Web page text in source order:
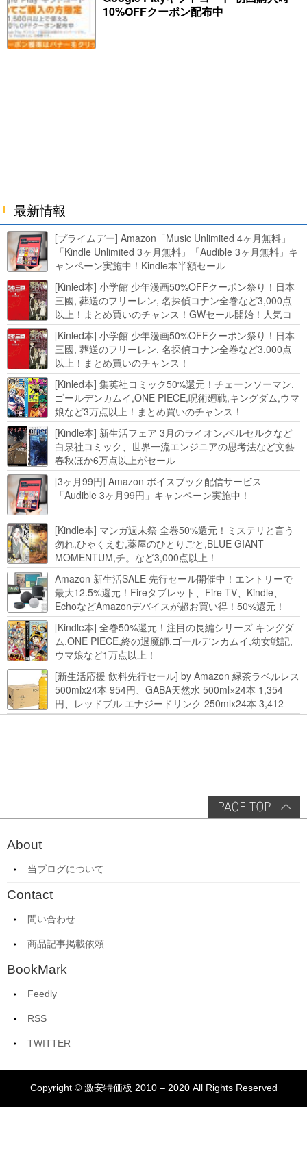
10%OFFクーポン配布中
最新情報
[プライムデー] Amazon「Music Unlimited 4ヶ月無料」
「Kindle Unlimited 3ヶ月無料」「Audible 3ヶ月無料」キ
ャンペーン実施中！Kindle本半額セール
HUNTER×HUNTERなど集英社、無職転生,幼女戦記など
KADOKAWA、キャプテン翼100円セールも！
[Kinled本] 小学館 少年漫画50%OFFクーポン祭り！日本
三國, 葬送のフリーレン, 名探偵コナン全巻など3,000点
以上！まとめ買いのチャンス！GWセール開始！人気コ
ミック多数 カドカワ祭やIT関連本がセールに！
[Kinled本] 小学館 少年漫画50%OFFクーポン祭り！日本
三國, 葬送のフリーレン, 名探偵コナン全巻など3,000点
以上！まとめ買いのチャンス！
[Kinled本] 集英社コミック50%還元！チェーンソーマン.
ゴールデンカムイ,ONE PIECE,呪術廻戦,キングダム,ウマ
娘など3万点以上！まとめ買いのチャンス！
[Kindle本] 新生活フェア 3月のライオン,ベルセルクなど
白泉社コミック、世界一流エンジニアの思考法など文藝
春秋ほか6万点以上がセール
[3ヶ月99円] Amazon ボイスブック配信サービス
「Audible 3ヶ月99円」キャンペーン実施中！
[Kindle本] マンガ週末祭 全巻50%還元！ミステリと言う
勿れ,ひゃくえむ,薬屋のひとりごと,BLUE GIANT
MOMENTUM,チ。など3,000点以上！
Amazon 新生活SALE 先行セール開催中！エントリーで
最大12.5%還元！Fireタブレット、Fire TV、Kindle、
EchoなどAmazonデバイスが超お買い得！50%還元！
Kindle本 新生活フェアなど！
[Kindle本] 全巻50%還元！注目の長編シリーズ キングダ
ム,ONE PIECE,終の退魔師,ゴールデンカムイ,幼女戦記,
ウマ娘など1万点以上！
[新生活応援 飲料先行セール] by Amazon 緑茶ラベルレス
500mlx24本 954円、GABA天然水 500ml×24本 1,354
円、レッドブル エナジードリンク 250mlx24本 3,412
円、い･ろ･は･す 2L×8本 846円など飲料セール
About
当ブログについて
Contact
問い合わせ
商品記事掲載依頼
BookMark
Feedly
RSS
TWITTER
Copyright © 激安特価板 2010 – 2020 All Rights Reserved